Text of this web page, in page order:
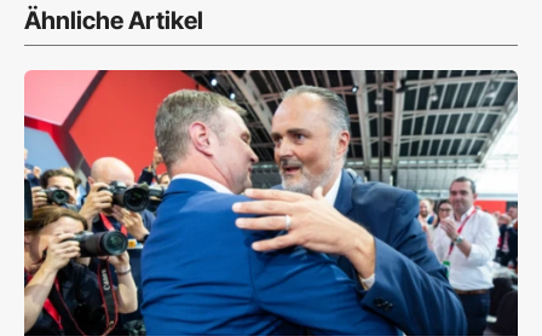
Ähnliche Artikel